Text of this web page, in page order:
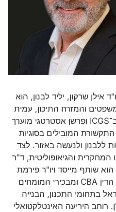
אילן שרקון, יליד לבנון, הוא
והמזרח התיכון, עמית
מחקר ב־ICGS ופרשן אסטרטגי מוערך
התקשורת המובילים בסוגיות
ללבנון ולנעשה באזור. לצד
המחקרית והגיאופוליטית, ד"ר
הוא שותף מייסד ויו"ר פירמת
עורכי הדין CBA ומבכירי המומחים
בתחומי התכנון, הבנייה
רוחב היריעה האינטלקטואלי